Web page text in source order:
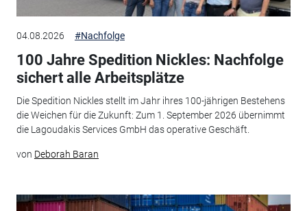
04.08.2026 #Nachfolge
100 Jahre Spedition Nickles: Nachfolge
sichert alle Arbeitsplätze
Die Spedition Nickles stellt im Jahr ihres 100-jährigen Bestehens
die Weichen für die Zukunft: Zum 1. September 2026 übernimmt
die Lagoudakis Services GmbH das operative Geschäft.
von Deborah Baran